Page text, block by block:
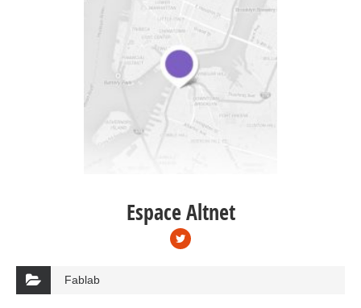
Espace Altnet
Fablab